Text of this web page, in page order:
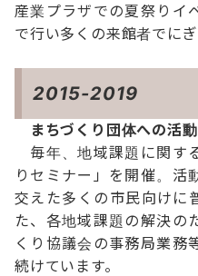
産業プラザでの夏祭りイ
で行い多くの来館者でにぎ
2015-2019
まちづくり団体への活
毎年、地域課題に関す
りセミナー」を開催。活
交えた多くの市民向けに
た、各地域課題の解決の
くり協議会の事務局業務
続けています。